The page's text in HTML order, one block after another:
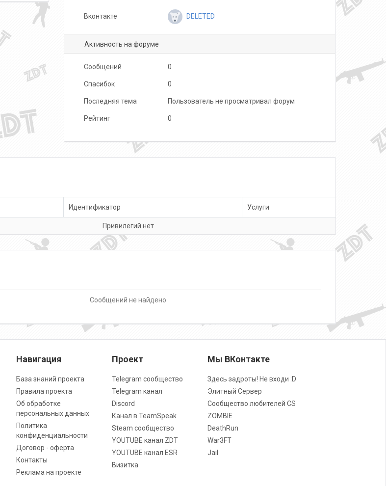
Вконтакте DELETED
Активность на форуме
Сообщений 0
Спасибок 0
Последняя тема Пользователь не просматривал форум
Рейтинг 0
Идентификатор Услуги
Привилегий нет
Сообщений не найдено
Навигация
База знаний проекта
Правила проекта
Об обработке
персональных данных
Политика
конфиденциальности
Договор - оферта
Контакты
Реклама на проекте
Проект
Telegram сообщество
Telegram канал
Discord
Канал в TeamSpeak
Steam сообщество
YOUTUBE канал ZDT
YOUTUBE канал ESR
Визитка
Мы ВКонтакте
Здесь задроты! Не входи :D
Элитный Сервер
Сообщество любителей CS
ZOMBIE
DeathRun
War3FT
Jail